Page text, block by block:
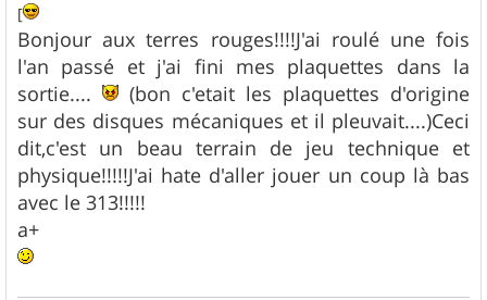
[
Bonjour aux terres rouges!!!!J'ai roulé une fois
l'an passé et j'ai fini mes plaquettes dans la
sortie....
(bon c'etait les plaquettes d'origine
sur des disques mécaniques et il pleuvait....)Ceci
dit,c'est un beau terrain de jeu technique et
physique!!!!!J'ai hate d'aller jouer un coup là bas
avec le 313!!!!!
a+